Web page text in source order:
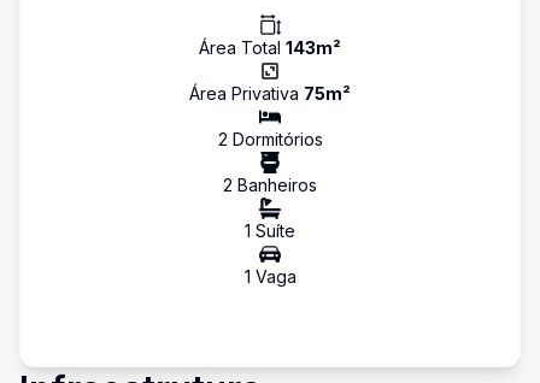
Área Total 143m²
Área Privativa 75m²
2 Dormitórios
2 Banheiros
1 Suíte
1 Vaga